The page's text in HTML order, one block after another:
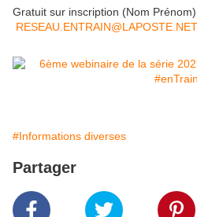
Gratuit sur inscription (Nom
RESEAU.ENTRAIN@LAPOSTE.NET
#Informations diverses
Partager